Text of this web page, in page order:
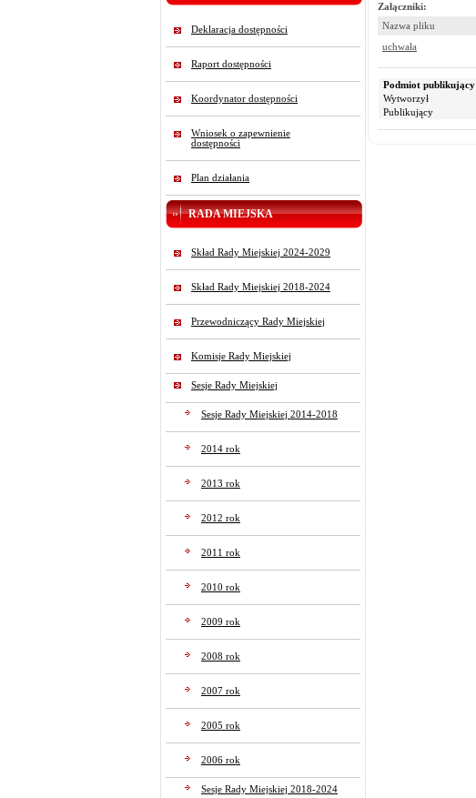
Deklaracja dostępności
Raport dostępności
Koordynator dostępności
Wniosek o zapewnienie
dostępności
Plan działania
RADA MIEJSKA
Skład Rady Miejskiej 2024-2029
Skład Rady Miejskiej 2018-2024
Przewodniczący Rady Miejskiej
Komisje Rady Miejskiej
Sesje Rady Miejskiej
Sesje Rady Miejskiej 2014-2018
2014 rok
2013 rok
2012 rok
2011 rok
2010 rok
2009 rok
2008 rok
2007 rok
2005 rok
2006 rok
Sesje Rady Miejskiej 2018-2024
Załączniki:
Nazwa pliku
uchwała
Podmiot publikujący
Wytworzył
Publikujący